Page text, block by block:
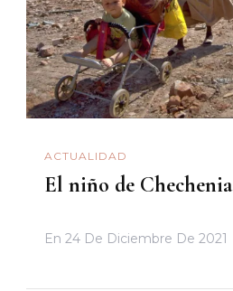
ACTUALIDAD
El niño de Chechenia
En 24 De Diciembre De 2021